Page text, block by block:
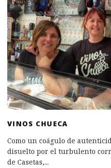
VINOS CHUECA
Como un coágulo de
disuelto por el turbulento
de Casetas,...